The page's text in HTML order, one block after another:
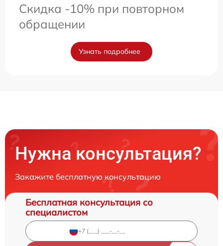
Скидка -10% при повторном
обращении
Узнать подробнее
Нужна консультация?
Закажите бесплатную консультацию
Бесплатная консультация со
специалистом